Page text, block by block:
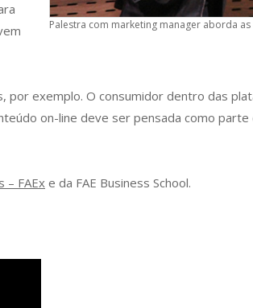
Palestra com marketing manager aborda
por exemplo. O consumidor dentro das
on-line deve ser pensada como parte
– FAEx e da FAE Business School.